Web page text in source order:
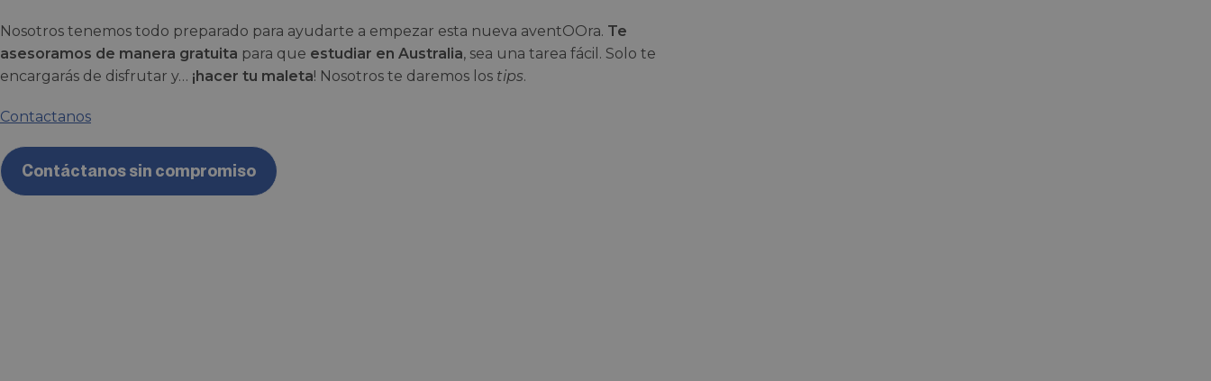
Nosotros tenemos todo preparado para ayudarte a empezar esta nueva aventOOra. Te
asesoramos de manera gratuita para que estudiar en Australia, sea una tarea fácil. Solo te
encargarás de disfrutar y… ¡hacer tu maleta! Nosotros te daremos los tips.
Contactanos
Contáctanos sin compromiso